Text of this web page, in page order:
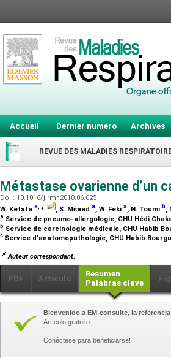
Accueil Dernier numéro Archives
REVUE DES MALADIES
Métastase ovarienne d’un
Doi : 10.1016/j.rmr.2010.06.025
W. Ketata a,⁎ , S. Msaad a, W. Feki a, N. Toumi b,
a Service de pneumo-allergologie, CHU Hédi
b Service de carcinologie médicale, CHU Habib
c Service d’anatomopathologie, CHU Habib
Auteur correspondant.
PDF Artículo
Resumen
Palabras clave
Bienvenido a EM-consulte, la
Artículo gratuito.
Conéctese para beneficiarse!